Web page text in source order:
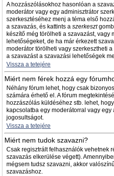
A hozzászólásokhoz hasonlóan a
moderátor vagy egy adminisztrátor
szerkesztéséhez menj a téma első
a szavazás, és kattints a szerkeszt
készítő még törölheti a szavazást, vagy
lehetőségeket, de ha már érkezett
moderátor törölheti vagy szerkesztheti
a szavazást a szavazási lehetőségek
Vissza a tetejére
Miért nem férek hozzá egy
Néhány fórum lehet, hogy csak
számára érhető el. A fórum
hozzászólás küldéséhez stb. lehet,
kapcsolatba egy moderátorral vagy
jogosultságot.
Vissza a tetejére
Miért nem tudok szavazni?
Csak regisztrált felhasználók vehetnek
szavazás elkerülése végett).
mégsem tudsz szavazni, akkor
szavazáshoz.